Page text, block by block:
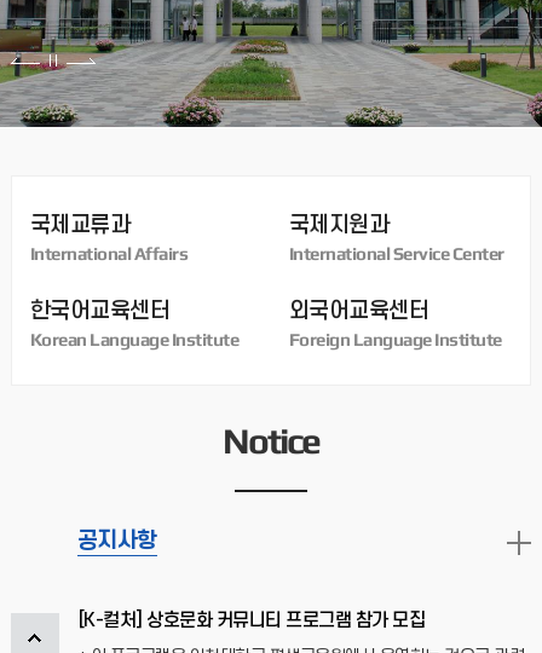
국제교류과
International Affairs
국제지원과
International Service Center
한국어교육센터
Korean Language Institute
외국어교육센터
Foreign Language Institute
Notice
공지사항
인천대학교, 2026 루저우시직업고 한국연수 프로그램 성료-
한국어 문화 체험 통해 글로벌 인재 양성 및 한 중 교육교류 확대 -
[K-컬처] 상호문화 커뮤니티 프로그램 참가 모집